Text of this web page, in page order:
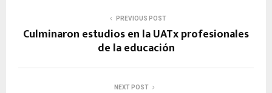
PREVIOUS POST
Culminaron estudios en la UATx profesionales
de la educación
NEXT POST